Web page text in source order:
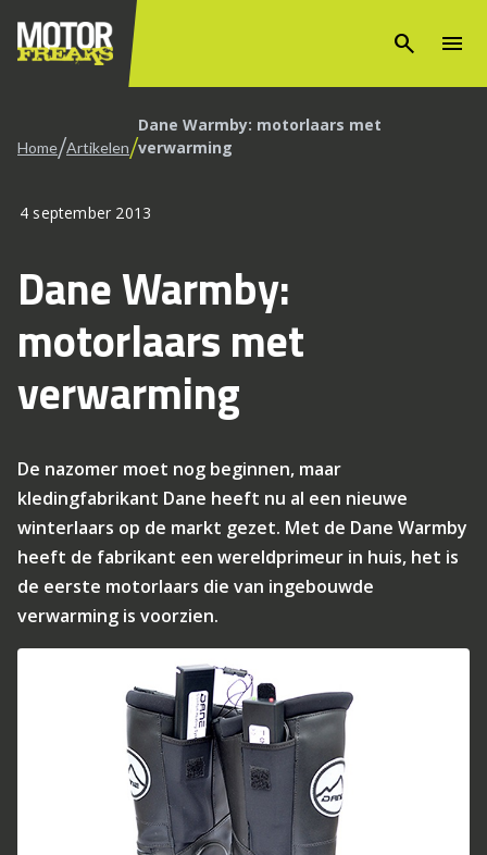
search menu
Home/Artikelen/Dane Warmby: motorlaars met
verwarming
4 september 2013
Dane Warmby:
motorlaars met
verwarming
De nazomer moet nog beginnen, maar
kledingfabrikant Dane heeft nu al een nieuwe
winterlaars op de markt gezet. Met de Dane Warmby
heeft de fabrikant een wereldprimeur in huis, het is
de eerste motorlaars die van ingebouwde
verwarming is voorzien.